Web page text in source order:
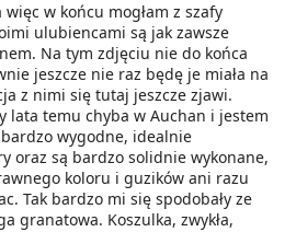
więc w końcu mogłam z szafy
ulubiencami są jak zawsze
Na tym zdjęciu nie do końca
jeszcze nie raz będę je miała na
z nimi się tutaj jeszcze zjawi.
lata temu chyba w Auchan i jestem
wygodne, idealnie
oraz są bardzo solidnie wykonane,
koloru i guzików ani razu
Tak bardzo mi się spodobały ze
granatowa. Koszulka, zwykła,